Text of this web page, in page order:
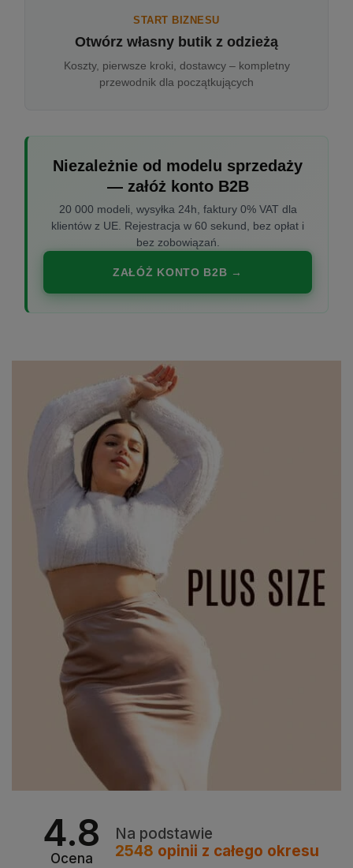
START BIZNESU
Otwórz własny butik z odzieżą
Koszty, pierwsze kroki, dostawcy – kompletny
przewodnik dla początkujących
Niezależnie od modelu sprzedaży
— załóż konto B2B
20 000 modeli, wysyłka 24h, faktury 0% VAT dla
klientów z UE. Rejestracja w 60 sekund, bez opłat i
bez zobowiązań.
ZAŁÓŻ KONTO B2B →
4.8
Ocena
Na podstawie
2548 opinii z całego okresu